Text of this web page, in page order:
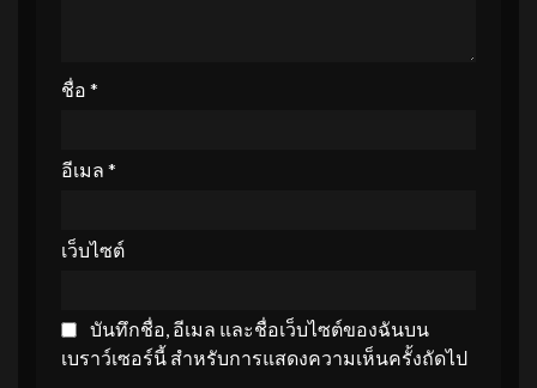
ชื่อ *
อีเมล *
เว็บไซต์
บันทึกชื่อ, อีเมล และชื่อเว็บไซต์ของฉันบน
เบราว์เซอร์นี้ สำหรับการแสดงความเห็นครั้งถัดไป